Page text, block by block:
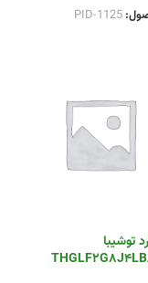
PID-1125
توشیبا